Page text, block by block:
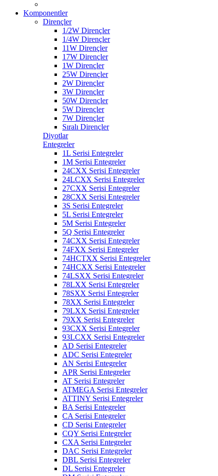
Komponentler
Dirençler
1/2W Dirençler
1/4W Dirençler
11W Dirençler
17W Dirençler
1W Dirençler
25W Dirençler
2W Dirençler
3W Dirençler
50W Dirençler
5W Dirençler
7W Dirençler
Sıralı Dirençler
Diyotlar
Entegreler
1L Serisi Entegreler
1M Serisi Entegreler
24CXX Serisi Entegreler
24LCXX Serisi Entegreler
27CXX Serisi Entegreler
28CXX Serisi Entegreler
3S Serisi Entegreler
5L Serisi Entegreler
5M Serisi Entegreler
5Q Serisi Entegreler
74CXX Serisi Entegreler
74FXX Serisi Entegreler
74HCTXX Serisi Entegreler
74HCXX Serisi Entegreler
74LSXX Serisi Entegreler
78LXX Serisi Entegreler
78SXX Serisi Entegreler
78XX Serisi Entegreler
79LXX Serisi Entegreler
79XX Serisi Entegreler
93CXX Serisi Entegreler
93LCXX Serisi Entegreler
AD Serisi Entegreler
ADC Serisi Entegreler
AN Serisi Entegreler
APR Serisi Entegreler
AT Serisi Entegreler
ATMEGA Serisi Entegreler
ATTINY Serisi Entegreler
BA Serisi Entegreler
CA Serisi Entegreler
CD Serisi Entegreler
CQY Serisi Entegreler
CXA Serisi Entegreler
DAC Serisi Entegreler
DBL Serisi Entegreler
DL Serisi Entegreler